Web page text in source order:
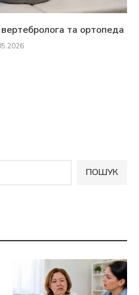
та ортопеда
ПОШУК